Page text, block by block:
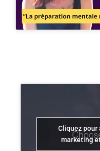
Cliquez pour
marketing